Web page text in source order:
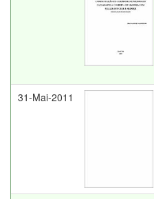
31-Mai-2011